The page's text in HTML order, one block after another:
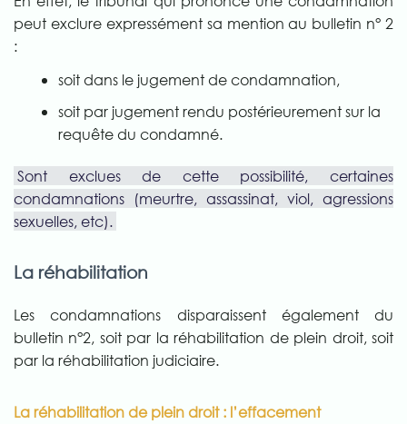
peut exclure expressément sa mention au bulletin n° 2
:
soit dans le jugement de condamnation,
soit par jugement rendu postérieurement sur la
requête du condamné.
Sont exclues de cette possibilité, certaines
condamnations (meurtre, assassinat, viol, agressions
sexuelles, etc).
La réhabilitation
Les condamnations disparaissent également du
bulletin n°2, soit par la réhabilitation de plein droit, soit
par la réhabilitation judiciaire.
La réhabilitation de plein droit : l’effacement